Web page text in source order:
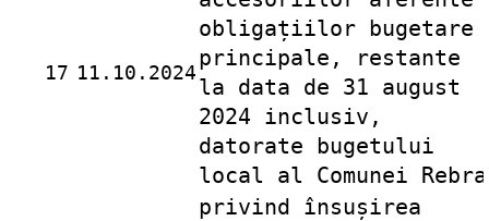
17 11.10.2024
obligațiilor bugetare
principale, restante
la data de 31 august
2024 inclusiv,
datorate bugetului
local al Comunei Rebra
privind însușirea